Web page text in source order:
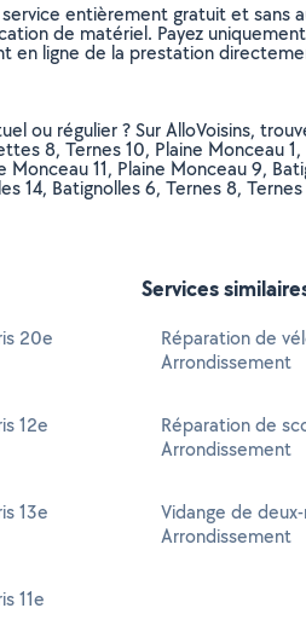
entièrement gratuit et sans
de matériel. Payez
en ligne de la prestation
ou régulier ? Sur AlloVoisins,
8, Ternes 10, Plaine Monceau
Monceau 11, Plaine Monceau 9,
14, Batignolles 6, Ternes 8,
20e
12e
13e
11e
Services
Réparation de
Arrondissement
Réparation de
Arrondissement
Vidange de
Arrondissement